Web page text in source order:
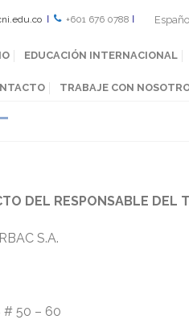
+601 676 0788
EDUCACIÓN INTERNACIONAL
TRABAJE CON
DEL RESPONSABLE DEL
S.A.
# 50 – 60